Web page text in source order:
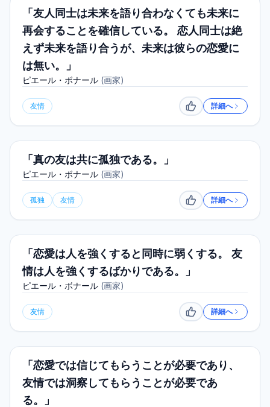
「友人同士は未来を語り合わなくても未来に
再会することを確信している。 恋人同士は絶
えず未来を語り合うが、未来は彼らの恋愛に
は無い。」
ピエール・ボナール (画家)
友情 いいね詳細へ
「真の友は共に孤独である。」
ピエール・ボナール (画家)
孤独 友情 いいね詳細へ
「恋愛は人を強くすると同時に弱くする。 友
情は人を強くするばかりである。」
ピエール・ボナール (画家)
友情 いいね詳細へ
「恋愛では信じてもらうことが必要であり、
友情では洞察してもらうことが必要であ
る。」